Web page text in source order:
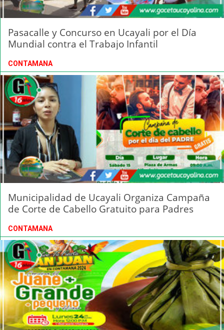
Pasacalle y Concurso en Ucayali por el Día
Mundial contra el Trabajo Infantil
CONTAMANA
Municipalidad de Ucayali Organiza Campaña
de Corte de Cabello Gratuito para Padres
CONTAMANA